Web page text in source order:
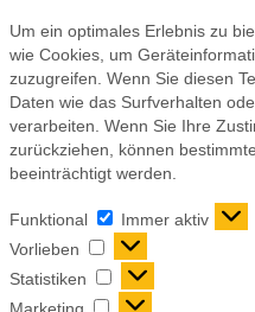
Um ein optimales Erlebnis zu
wie Cookies, um
zuzugreifen. Wenn Sie diesen
Daten wie das Surfverhalten
verarbeiten. Wenn Sie Ihre
zurückziehen, können
beeinträchtigt werden.
Funktional
Immer aktiv
Vorlieben
Statistiken